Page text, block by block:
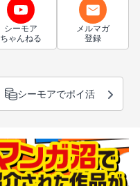
シーモア
ちゃんねる
メルマガ
登録
シーモアでポイ活